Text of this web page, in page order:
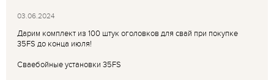
03.06.2024
Дарим комплект из 100 штук оголовков для свай при покупке
35FS до конца июля!
Сваебойные установки 35FS